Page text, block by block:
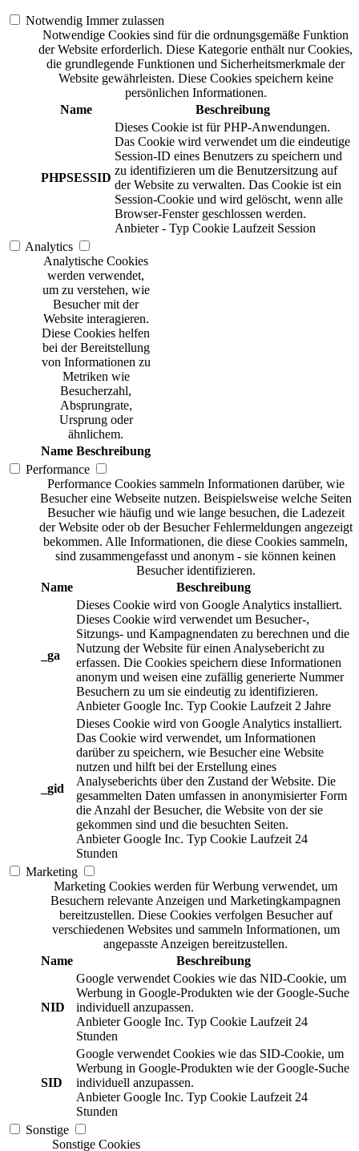
Notwendig Immer zulassen
Notwendige Cookies sind für die ordnungsgemäße Funktion
der Website erforderlich. Diese Kategorie enthält nur Cookies,
die grundlegende Funktionen und Sicherheitsmerkmale der
Website gewährleisten. Diese Cookies speichern keine
persönlichen Informationen.
Name
Beschreibung
PHPSESSID
Dieses Cookie ist für PHP-Anwendungen.
Das Cookie wird verwendet um die eindeutige
Session-ID eines Benutzers zu speichern und
zu identifizieren um die Benutzersitzung auf
der Website zu verwalten. Das Cookie ist ein
Session-Cookie und wird gelöscht, wenn alle
Browser-Fenster geschlossen werden.
Anbieter - Typ Cookie Laufzeit Session
Analytics
Analytische Cookies
werden verwendet,
um zu verstehen, wie
Besucher mit der
Website interagieren.
Diese Cookies helfen
bei der Bereitstellung
von Informationen zu
Metriken wie
Besucherzahl,
Absprungrate,
Ursprung oder
ähnlichem.
Name Beschreibung
Performance
Performance Cookies sammeln Informationen darüber, wie
Besucher eine Webseite nutzen. Beispielsweise welche Seiten
Besucher wie häufig und wie lange besuchen, die Ladezeit
der Website oder ob der Besucher Fehlermeldungen angezeigt
bekommen. Alle Informationen, die diese Cookies sammeln,
sind zusammengefasst und anonym - sie können keinen
Besucher identifizieren.
Name
Beschreibung
_ga
Dieses Cookie wird von Google Analytics installiert.
Dieses Cookie wird verwendet um Besucher-,
Sitzungs- und Kampagnendaten zu berechnen und die
Nutzung der Website für einen Analysebericht zu
erfassen. Die Cookies speichern diese Informationen
anonym und weisen eine zufällig generierte Nummer
Besuchern zu um sie eindeutig zu identifizieren.
Anbieter Google Inc. Typ Cookie Laufzeit 2 Jahre
_gid
Dieses Cookie wird von Google Analytics installiert.
Das Cookie wird verwendet, um Informationen
darüber zu speichern, wie Besucher eine Website
nutzen und hilft bei der Erstellung eines
Analyseberichts über den Zustand der Website. Die
gesammelten Daten umfassen in anonymisierter Form
die Anzahl der Besucher, die Website von der sie
gekommen sind und die besuchten Seiten.
Anbieter Google Inc. Typ Cookie Laufzeit 24
Stunden
Marketing
Marketing Cookies werden für Werbung verwendet, um
Besuchern relevante Anzeigen und Marketingkampagnen
bereitzustellen. Diese Cookies verfolgen Besucher auf
verschiedenen Websites und sammeln Informationen, um
angepasste Anzeigen bereitzustellen.
Name
Beschreibung
NID
Google verwendet Cookies wie das NID-Cookie, um
Werbung in Google-Produkten wie der Google-Suche
individuell anzupassen.
Anbieter Google Inc. Typ Cookie Laufzeit 24
Stunden
SID
Google verwendet Cookies wie das SID-Cookie, um
Werbung in Google-Produkten wie der Google-Suche
individuell anzupassen.
Anbieter Google Inc. Typ Cookie Laufzeit 24
Stunden
Sonstige
Sonstige Cookies